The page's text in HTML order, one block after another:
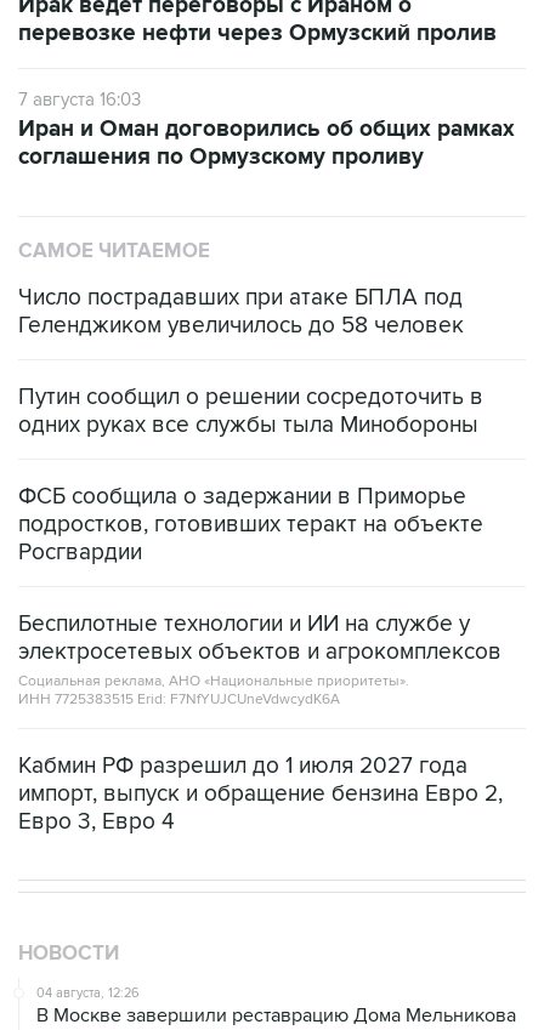
Ирак ведет переговоры с Ираном о
перевозке нефти через Ормузский пролив
7 августа 16:03
Иран и Оман договорились об общих рамках
соглашения по Ормузскому проливу
САМОЕ ЧИТАЕМОЕ
Число пострадавших при атаке БПЛА под
Геленджиком увеличилось до 58 человек
Путин сообщил о решении сосредоточить в
одних руках все службы тыла Минобороны
ФСБ сообщила о задержании в Приморье
подростков, готовивших теракт на объекте
Росгвардии
Беспилотные технологии и ИИ на службе у
электросетевых объектов и агрокомплексов
Социальная реклама, АНО «Национальные приоритеты».
ИНН 7725383515 Erid: F7NfYUJCUneVdwcydK6A
Кабмин РФ разрешил до 1 июля 2027 года
импорт, выпуск и обращение бензина Евро 2,
Евро 3, Евро 4
НОВОСТИ
04 августа, 12:26
В Москве завершили реставрацию Дома Мельникова